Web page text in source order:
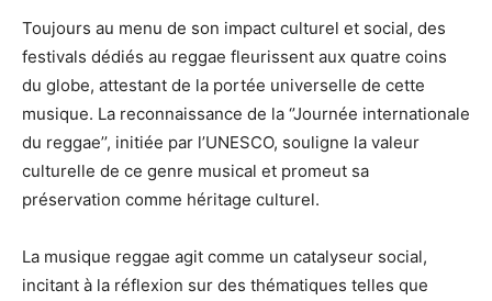
Toujours au menu de son impact culturel et social, des
festivals dédiés au reggae fleurissent aux quatre coins
du globe, attestant de la portée universelle de cette
musique. La reconnaissance de la ‘’Journée internationale
du reggae’’, initiée par l’UNESCO, souligne la valeur
culturelle de ce genre musical et promeut sa
préservation comme héritage culturel.
La musique reggae agit comme un catalyseur social,
incitant à la réflexion sur des thématiques telles que